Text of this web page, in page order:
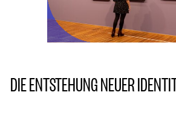
DIE ENTSTEHUNG NEUER